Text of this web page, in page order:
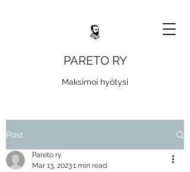
PARETO RY
Maksimoi hyötysi
Post
Pareto ry
Mar 13, 20231 min read